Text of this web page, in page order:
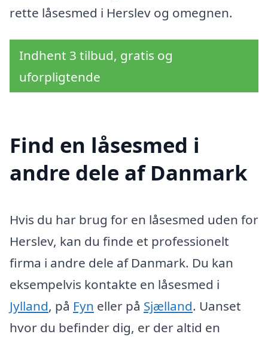
rette låsesmed i Herslev og omegnen.
Indhent 3 tilbud, gratis og
uforpligtende
Find en låsesmed i
andre dele af Danmark
Hvis du har brug for en låsesmed uden for
Herslev, kan du finde et professionelt
firma i andre dele af Danmark. Du kan
eksempelvis kontakte en låsesmed i
Jylland, på Fyn eller på Sjælland. Uanset
hvor du befinder dig, er der altid en